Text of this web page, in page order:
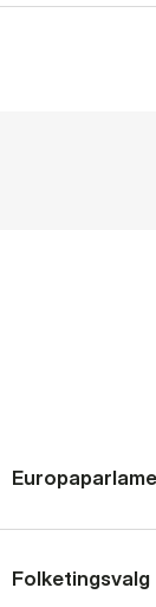
Folketingsvalg